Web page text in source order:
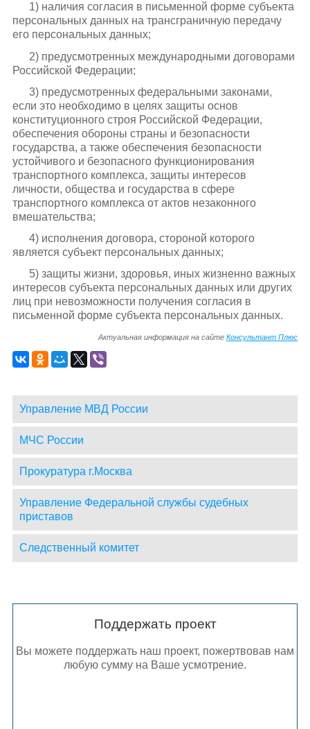
1) наличия согласия в письменной форме субъекта
персональных данных на трансграничную передачу
его персональных данных;
2) предусмотренных международными договорами
Российской Федерации;
3) предусмотренных федеральными законами,
если это необходимо в целях защиты основ
конституционного строя Российской Федерации,
обеспечения обороны страны и безопасности
государства, а также обеспечения безопасности
устойчивого и безопасного функционирования
транспортного комплекса, защиты интересов
личности, общества и государства в сфере
транспортного комплекса от актов незаконного
вмешательства;
4) исполнения договора, стороной которого
является субъект персональных данных;
5) защиты жизни, здоровья, иных жизненно важных
интересов субъекта персональных данных или других
лиц при невозможности получения согласия в
письменной форме субъекта персональных данных.
Актуальная информация на сайтеКонсультант Плюс
Управление МВД России
МЧС России
Прокуратура г.Москва
Управление Федеральной службы судебных
приставов
Следственный комитет
Поддержать проект
Вы можете поддержать наш проект, пожертвовав нам
любую сумму на Ваше усмотрение.